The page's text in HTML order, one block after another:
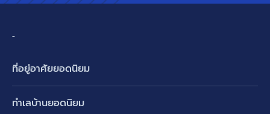
-
ที่อยู่อาศัยยอดนิยม
ทำเลบ้านยอดนิยม